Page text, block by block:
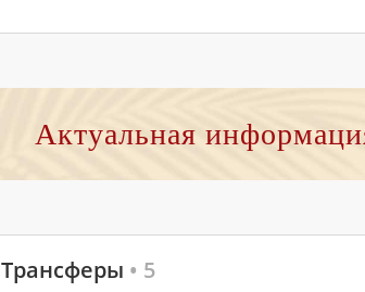
Актуальная
Трансферы • 5